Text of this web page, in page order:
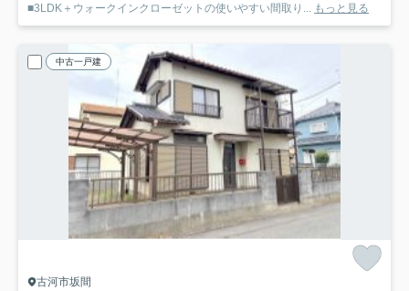
■3LDK＋ウォークインクローゼットの使いやすい間取り... もっと見る
中古一戸建
古河市坂間